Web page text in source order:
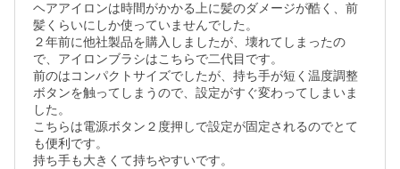
ヘアアイロンは時間がかかる上に髪のダメージが酷く、前
髪くらいにしか使っていませんでした。
２年前に他社製品を購入しましたが、壊れてしまったの
で、アイロンブラシはこちらで二代目です。
前のはコンパクトサイズでしたが、持ち手が短く温度調整
ボタンを触ってしまうので、設定がすぐ変わってしまいま
した。
こちらは電源ボタン２度押しで設定が固定されるのでとて
も便利です。
持ち手も大きくて持ちやすいです。